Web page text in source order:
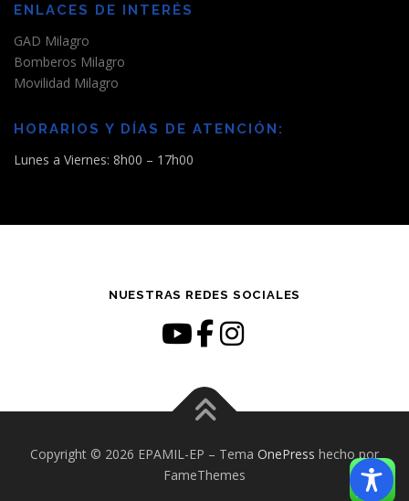
ENLACES DE INTERÉS
GAD Milagro
Bomberos Milagro
Movilidad Milagro
HORARIOS Y DÍAS DE ATENCIÓN:
Lunes a Viernes: 8h00 – 17h00
NUESTRAS REDES SOCIALES
Copyright © 2026 EPAMIL-EP – Tema OnePress hecho por
FameThemes